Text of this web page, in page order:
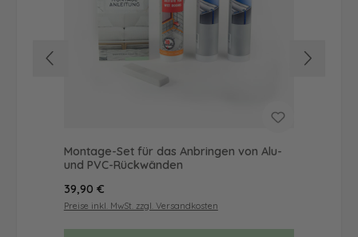
Montage-Set für das Anbringen von Alu-
und PVC-Rückwänden
Regulärer Preis:
39,90 €
Preise inkl. MwSt. zzgl. Versandkosten